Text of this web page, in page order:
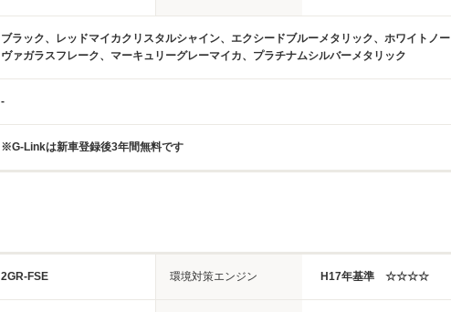
ブラック、レッドマイカクリスタルシャイン、エクシードブルーメタリック、ホワイトノー
ヴァガラスフレーク、マーキュリーグレーマイカ、プラチナムシルバーメタリック
-
※G-Linkは新車登録後3年間無料です
2GR-FSE 環境対策エンジン H17年基準 ☆☆☆☆